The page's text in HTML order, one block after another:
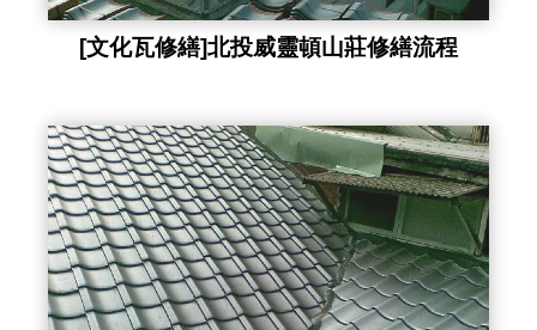
[文化瓦修繕]北投威靈頓山莊修繕流程